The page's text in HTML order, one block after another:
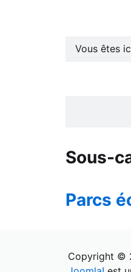
Vous êtes
Sous-
Parcs
Copyright ©